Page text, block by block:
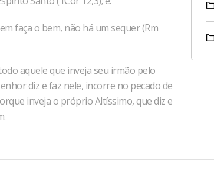
faça o bem, não há um sequer (Rm
aquele que inveja seu irmão pelo
diz e faz nele, incorre no pecado de
inveja o próprio Altíssimo, que diz e